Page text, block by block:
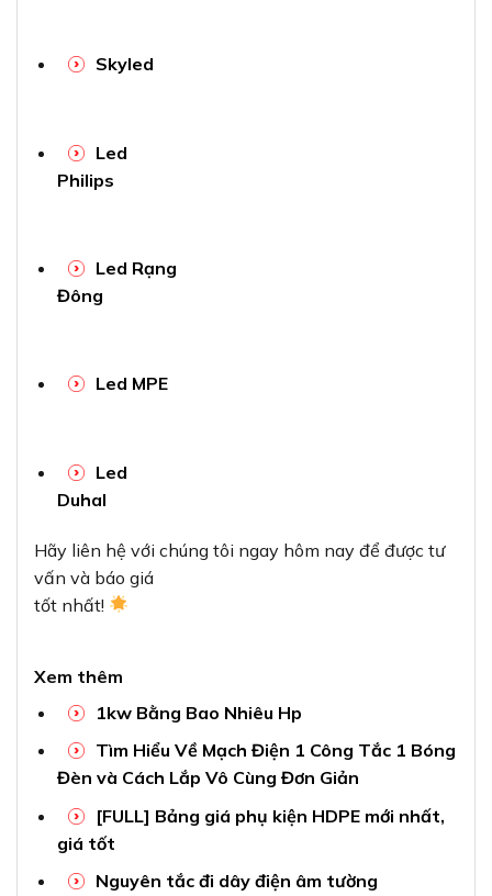
Skyled
Led
Philips
Led Rạng
Đông
Led MPE
Led
Duhal
Hãy liên hệ với chúng tôi ngay hôm nay để được tư
vấn và báo giá
tốt nhất!
Xem thêm
1kw Bằng Bao Nhiêu Hp
Tìm Hiểu Về Mạch Điện 1 Công Tắc 1 Bóng
Đèn và Cách Lắp Vô Cùng Đơn Giản
[FULL] Bảng giá phụ kiện HDPE mới nhất,
giá tốt
Nguyên tắc đi dây điện âm tường